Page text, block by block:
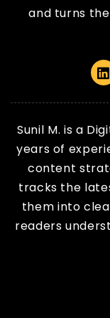
and turns
Sunil M. is a
years of
content
tracks the
them into
readers